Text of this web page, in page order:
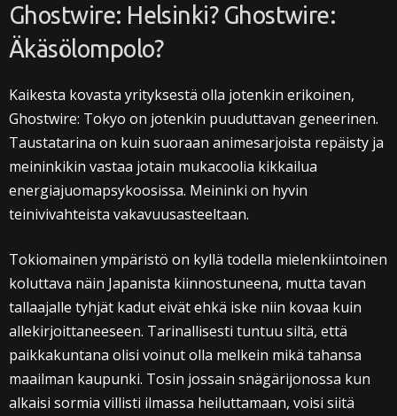
Ghostwire: Helsinki? Ghostwire:
Äkäsölompolo?
Kaikesta kovasta yrityksestä olla jotenkin erikoinen,
Ghostwire: Tokyo on jotenkin puuduttavan geneerinen.
Taustatarina on kuin suoraan animesarjoista repäisty ja
meininkikin vastaa jotain mukacoolia kikkailua
energiajuomapsykoosissa. Meininki on hyvin
teinivivahteista vakavuusasteeltaan.
Tokiomainen ympäristö on kyllä todella mielenkiintoinen
koluttava näin Japanista kiinnostuneena, mutta tavan
tallaajalle tyhjät kadut eivät ehkä iske niin kovaa kuin
allekirjoittaneeseen. Tarinallisesti tuntuu siltä, että
paikkakuntana olisi voinut olla melkein mikä tahansa
maailman kaupunki. Tosin jossain snägärijonossa kun
alkaisi sormia villisti ilmassa heiluttamaan, voisi siitä